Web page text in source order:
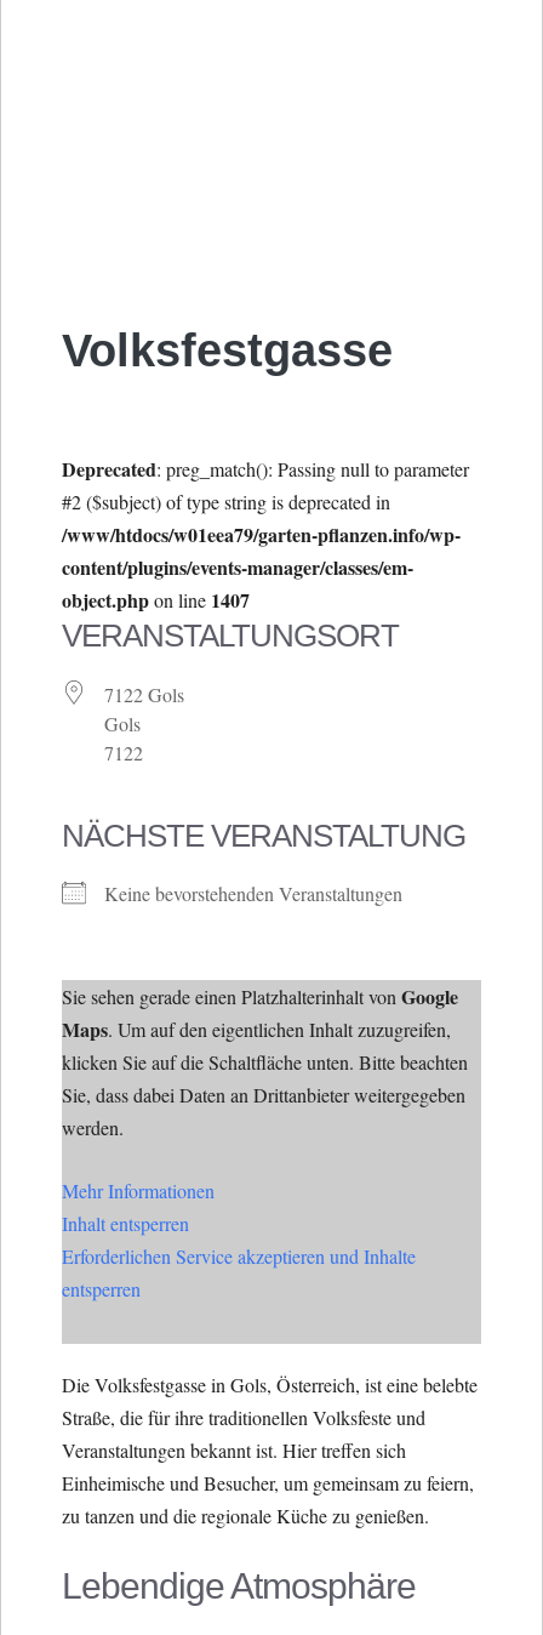
Volksfestgasse
Deprecated: preg_match(): Passing null to parameter
#2 ($subject) of type string is deprecated in
/www/htdocs/w01eea79/garten-pflanzen.info/wp-
content/plugins/events-manager/classes/em-
object.phpon line 1407
VERANSTALTUNGSORT
7122 Gols
Gols
7122
NÄCHSTE VERANSTALTUNG
Keine bevorstehenden Veranstaltungen
Sie sehen gerade einen Platzhalterinhalt von Google
Maps. Um auf den eigentlichen Inhalt zuzugreifen,
klicken Sie auf die Schaltfläche unten. Bitte beachten
Sie, dass dabei Daten an Drittanbieter weitergegeben
werden.
Mehr Informationen
Inhalt entsperren
Erforderlichen Service akzeptieren und Inhalte
entsperren
Die Volksfestgasse in Gols, Österreich, ist eine belebte
Straße, die für ihre traditionellen Volksfeste und
Veranstaltungen bekannt ist. Hier treffen sich
Einheimische und Besucher, um gemeinsam zu feiern,
zu tanzen und die regionale Küche zu genießen.
Lebendige Atmosphäre